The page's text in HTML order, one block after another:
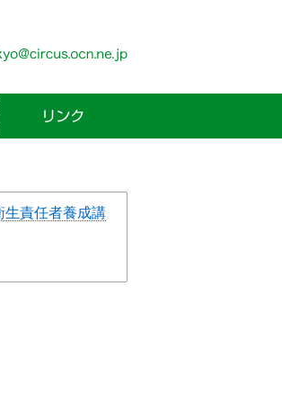
生責任者養成講